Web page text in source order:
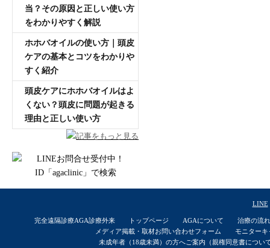
当？その原因と正しい使い方
をわかりやすく解説
ホホバオイルの使い方｜頭皮
ケアの基本とコツをわかりや
すく紹介
頭皮ケアにホホバオイルはよ
くない？頭皮に問題が起きる
理由と正しい使い方
記事をもっと見る
LINE
完全遠隔診療AGA診療外来 トップページ AGAについて
治療の流れ
メディア掲載・取材お問い合わせフォーム
モニターキ
未成年者（18歳未満）の方へご案内（親権同意書につい